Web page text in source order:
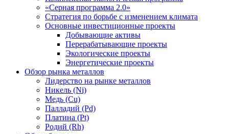
«Серная программа 2.0»
Стратегия по борьбе с изменением климата
Основные инвестиционные проекты
Добывающие активы
Перерабатывающие проекты
Экологические проекты
Энергетические проекты
Обзор рынка металлов
Лидерство на рынке металлов
Никель (Ni)
Медь (Cu)
Палладий (Pd)
Платина (Pt)
Родий (Rh)